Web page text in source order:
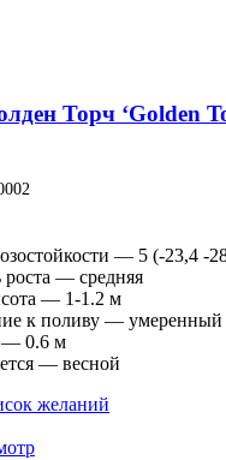
Торч ‘Golden
— 5 (-23,4 -
роста — средняя
— 1-1.2 м
к поливу — умеренный
— 0.6 м
— весной
желаний